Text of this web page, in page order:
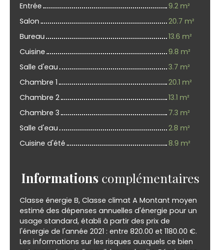
Entrée
9.2 m²
Salon
20.7 m²
Bureau
13.6 m²
Cuisine
9.8 m²
Salle d'eau
3.7 m²
Chambre 1
20.1 m²
Chambre 2
13.1 m²
Chambre 3
7.3 m²
Salle d'eau
2.8 m²
Cuisine d'été
8.9 m²
Informations complémentaires
Classe énergie B, Classe climat A Montant moyen
estimé des dépenses annuelles d'énergie pour un
usage standard, établi à partir des prix de
l'énergie de l'année 2021 : entre 820.00 et 1180.00 €.
Les informations sur les risques auxquels ce bien